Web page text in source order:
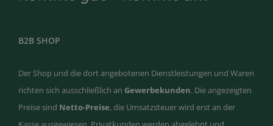
B2B SHOP
Der Shop und die dort angebotenen Dienstleistungen und Waren
richten sich ausschließlich an Gewerbekunden. Die angezeigten
Preise sind Netto-Preise, die Umsatzsteuer wird erst an der